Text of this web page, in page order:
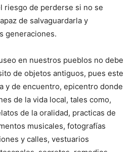
riesgo de perderse si no se
de salvaguardarla y
generaciones.
en nuestros pueblos no debe
de objetos antiguos, pues este
y de encuentro, epicentro donde
de la vida local, tales como,
de la oralidad, practicas de
musicales, fotografías
y calles, vestuarios